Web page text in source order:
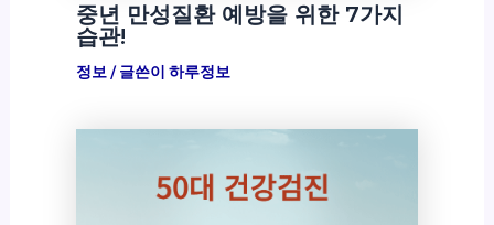
중년 만성질환 예방을 위한 7가지
습관!
정보/ 글쓴이 하루정보